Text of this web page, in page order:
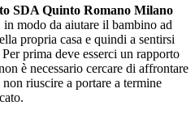
SDA Quinto Romano Milano
modo da aiutare il bambino ad
propria casa e quindi a sentirsi
prima deve esserci un rapporto
è necessario cercare di affrontare
riuscire a portare a termine